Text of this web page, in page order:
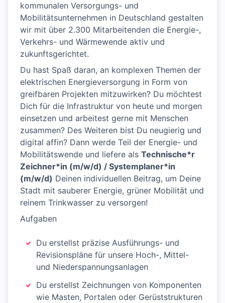
kommunalen Versorgungs- und
Mobilitätsunternehmen in Deutschland gestalten
wir mit über 2.300 Mitarbeitenden die Energie-,
Verkehrs- und Wärmewende aktiv und
zukunftsgerichtet.
Du hast Spaß daran, an komplexen Themen der
elektrischen Energieversorgung in Form von
greifbaren Projekten mitzuwirken? Du möchtest
Dich für die Infrastruktur von heute und morgen
einsetzen und arbeitest gerne mit Menschen
zusammen? Des Weiteren bist Du neugierig und
digital affin? Dann werde Teil der Energie- und
Mobilitätswende und liefere als Technische*r
Zeichner*in (m/w/d) / Systemplaner*in
(m/w/d) Deinen individuellen Beitrag, um Deine
Stadt mit sauberer Energie, grüner Mobilität und
reinem Trinkwasser zu versorgen!
Aufgaben
Du erstellst präzise Ausführungs- und
Revisionspläne für unsere Hoch-, Mittel-
und Niederspannungsanlagen
Du erstellst Zeichnungen von Komponenten
wie Masten, Portalen oder Gerüststrukturen